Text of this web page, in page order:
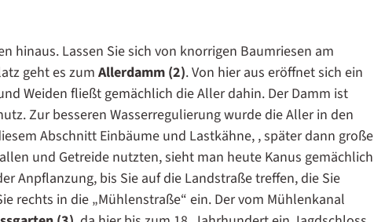
hinaus. Lassen Sie sich von knorrigen Baumriesen am
geht es zum Allerdamm (2). Von hier aus eröffnet sich ein
Weiden fließt gemächlich die Aller dahin. Der Damm ist
Zur besseren Wasserregulierung wurde die Aller in den
Abschnitt Einbäume und Lastkähne, , später dann große
und Getreide nutzten, sieht man heute Kanus gemächlich
Anpflanzung, bis Sie auf die Landstraße treffen, die Sie
rechts in die „Mühlenstraße“ ein. Der vom Mühlenkanal